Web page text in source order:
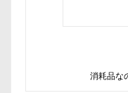
消耗品な